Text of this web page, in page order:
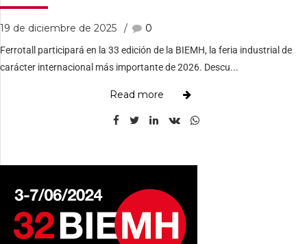
19 de diciembre de 2025 0
Ferrotall participará en la 33 edición de la BIEMH, la feria industrial de
carácter internacional más importante de 2026. Descu...
Read more